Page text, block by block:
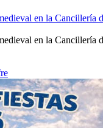
en la Cancillería
en la Cancillería